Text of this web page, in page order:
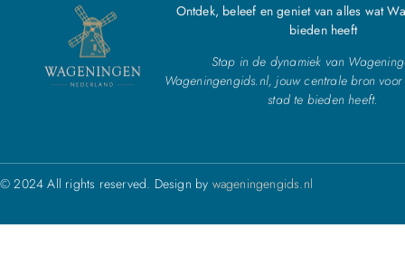
Ontdek, beleef en geniet van alles wat
bieden heeft
Stap in de dynamiek van
Wageningengids.nl, jouw centrale bron
stad te bieden heeft.
© 2024 All rights reserved. Design by wageningengids.nl